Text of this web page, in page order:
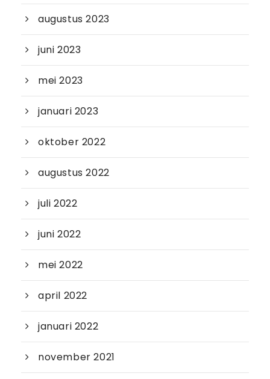
augustus 2023
juni 2023
mei 2023
januari 2023
oktober 2022
augustus 2022
juli 2022
juni 2022
mei 2022
april 2022
januari 2022
november 2021